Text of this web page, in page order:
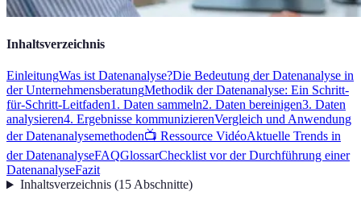
Inhaltsverzeichnis
EinleitungWas ist Datenanalyse?Die Bedeutung der Datenanalyse in
der UnternehmensberatungMethodik der Datenanalyse: Ein Schritt-
für-Schritt-Leitfaden1. Daten sammeln2. Daten bereinigen3. Daten
analysieren4. Ergebnisse kommunizierenVergleich und Anwendung
der Datenanalysemethoden📺 Ressource VidéoAktuelle Trends in
der DatenanalyseFAQGlossarChecklist vor der Durchführung einer
DatenanalyseFazit
Inhaltsverzeichnis(15Abschnitte)